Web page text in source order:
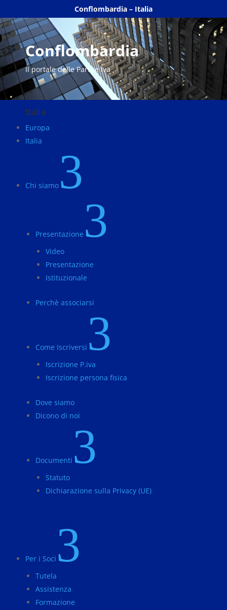
Conflombardia – Italia
Conflombardia
Il portale delle Partite Iva
Italia
Europa
Italia
Chi siamo 3
Presentazione 3
Video
Presentazione
Istituzionale
Perchè associarsi
Come Iscriversi 3
Iscrizione P.iva
Iscrizione persona fisica
Dove siamo
Dicono di noi
Documenti 3
Statuto
Dichiarazione sulla Privacy (UE)
Per i Soci 3
Tutela
Assistenza
Formazione